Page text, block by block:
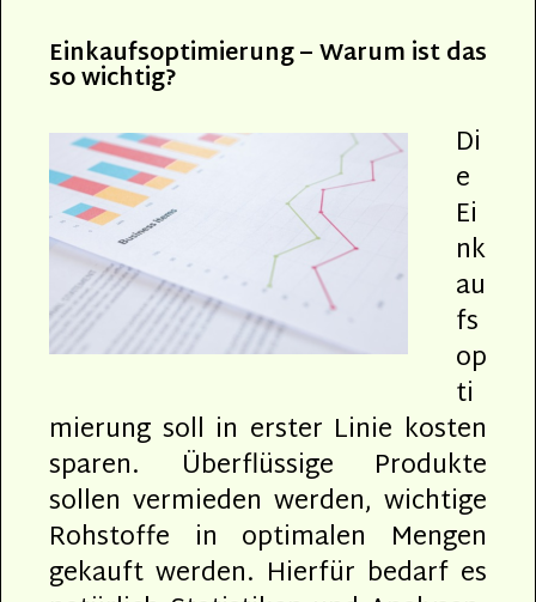
Einkaufsoptimierung – Warum ist das
so wichtig?
Di
e
Ei
nk
au
fs
op
ti
mierung soll in erster Linie kosten
sparen. Überflüssige Produkte
sollen vermieden werden, wichtige
Rohstoffe in optimalen Mengen
gekauft werden. Hierfür bedarf es